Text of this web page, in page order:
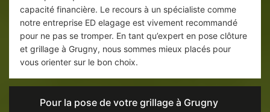
capacité financière. Le recours à un spécialiste comme
notre entreprise ED elagage est vivement recommandé
pour ne pas se tromper. En tant qu’expert en pose clôture
et grillage à Grugny, nous sommes mieux placés pour
vous orienter sur le bon choix.
Pour la pose de votre grillage à Grugny